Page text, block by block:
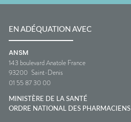
EN ADÉQUATION AVEC
ANSM
143 boulevard Anatole France
93200 Saint-Denis
01 55 87 30 00
MINISTÈRE DE LA SANTÉ
ORDRE NATIONAL DES PHARMACIENS